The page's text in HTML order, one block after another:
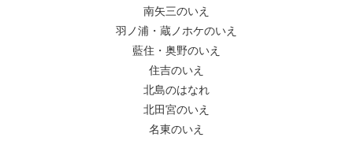
南矢三のいえ
羽ノ浦・蔵ノホケのいえ
藍住・奥野のいえ
住吉のいえ
北島のはなれ
北田宮のいえ
名東のいえ